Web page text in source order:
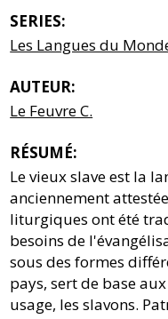
SERIES:
Les Langues du
AUTEUR:
Le Feuvre C.
RÉSUMÉ:
Le vieux slave est la
anciennement
liturgiques ont été
besoins de
sous des formes
pays, sert de base
usage, les slavons.